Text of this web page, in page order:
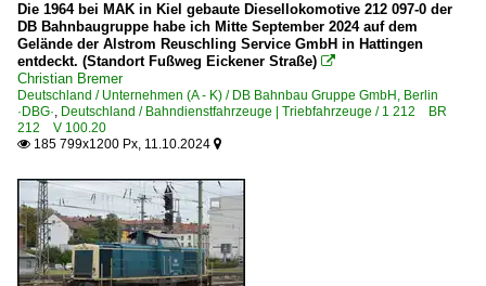
Die 1964 bei MAK in Kiel gebaute Diesellokomotive 212 097-0 der
DB Bahnbaugruppe habe ich Mitte September 2024 auf dem
Gelände der Alstrom Reuschling Service GmbH in Hattingen
entdeckt. (Standort Fußweg Eickener Straße) 
Christian Bremer
Deutschland / Unternehmen (A - K) / DB Bahnbau Gruppe GmbH, Berlin
·DBG·, Deutschland / Bahndienstfahrzeuge | Triebfahrzeuge / 1 212 BR
212 V 100.20
 185 799x1200 Px, 11.10.2024 